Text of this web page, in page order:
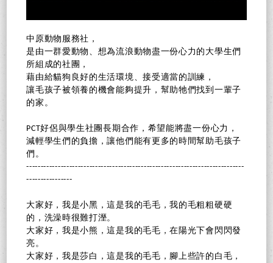
中原動物服務社，
是由一群愛動物、想為流浪動物盡一份心力的大學生們
所組成的社團，
藉由給貓狗良好的生活環境、接受適當的訓練，
讓毛孩子被領養的機會能夠提升，幫助牠們找到一輩子
的家。
PCT好侶與學生社團長期合作，希望能將盡一份心力，
減輕學生們的負擔，讓他們能有更多的時間幫助毛孩子
們。
----------------------------------------------------------------------------
----------------
大家好，我是小黑，這是我的毛毛，我的毛粗粗硬硬
的，洗澡時很難打溼。
大家好，我是小熊，這是我的毛毛，在陽光下會閃閃發
亮。
大家好，我是莎白，這是我的毛毛，腳上些許的白毛，